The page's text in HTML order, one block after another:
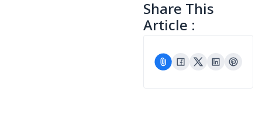
Share This
Article :